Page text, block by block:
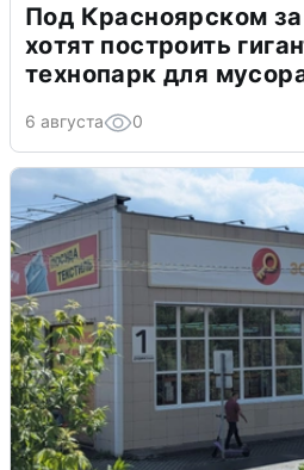
Под Красноярском
хотят построить
технопарк для
6 августа 0